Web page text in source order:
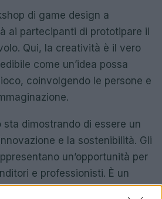
di game design a
ai partecipanti di prototipare il
Qui, la creatività è il vero
come un’idea possa
coinvolgendo le persone e
sta dimostrando di essere un
e la sostenibilità. Gli
un’opportunità per
e professionisti. È un
perché come molti